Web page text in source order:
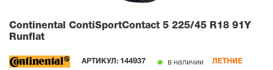
Continental ContiSportContact 5 225/45 R18 91Y
Runflat
АРТИКУЛ: 144937 в наличии ЛЕТНИЕ